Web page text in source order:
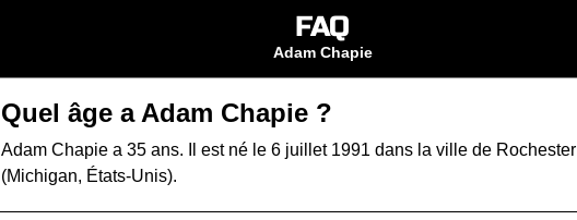
FAQ
Adam Chapie
Quel âge a Adam Chapie ?
Adam Chapie a 35 ans. Il est né le 6 juillet 1991 dans la ville de Rochester
(Michigan, États-Unis).